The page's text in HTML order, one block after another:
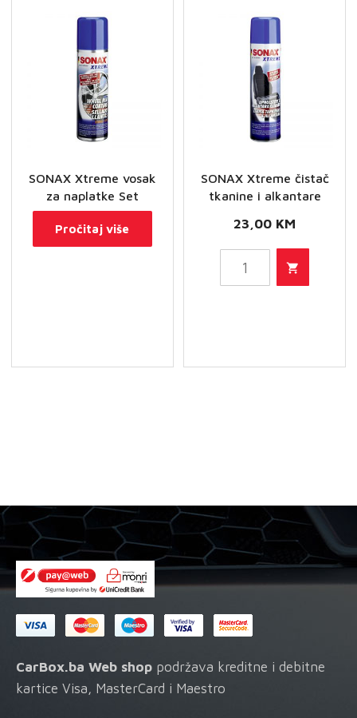
zaštitom
količina
SONAX Xtreme vosak
za naplatke Set
Pročitaj više
SONAX Xtreme čistač
tkanine i alkantare
23,00 KM
SONAX
Xtreme
i
CarBox.ba Web shop podržava kreditne i debitne
kartice Visa, MasterCard i Maestro